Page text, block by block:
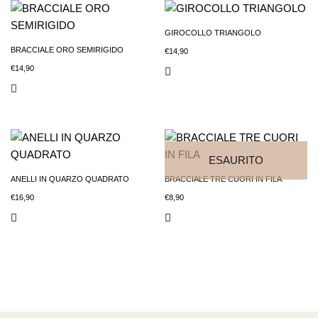
BRACCIALE ORO SEMIRIGIDO
€14,90
GIROCOLLO TRIANGOLO
€14,90
ANELLI IN QUARZO QUADRATO
€16,90
ESAURITO
BRACCIALE TRE CUORI IN FILA
€8,90